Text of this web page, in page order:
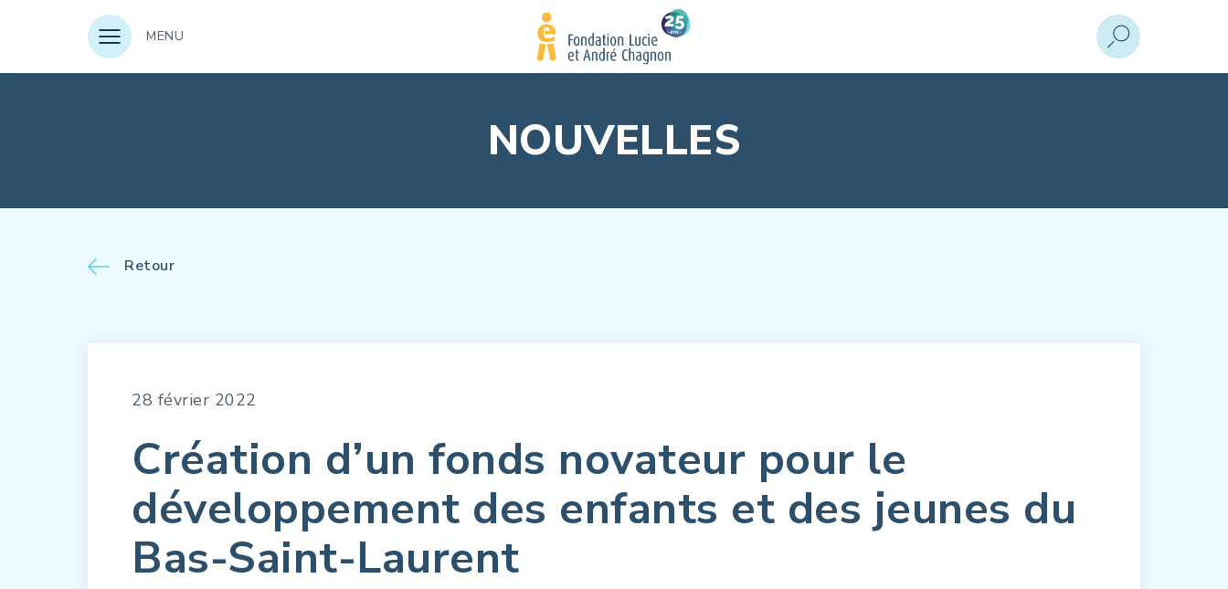
MENU
NOUVELLES
Retour
28 février 2022
Création d’un fonds novateur pour le
développement des enfants et des jeunes du
Bas-Saint-Laurent